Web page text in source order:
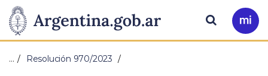
Presidencia
de
Pasar al contenido principal
Ir
a
Buscar
… Resolución 970/2023